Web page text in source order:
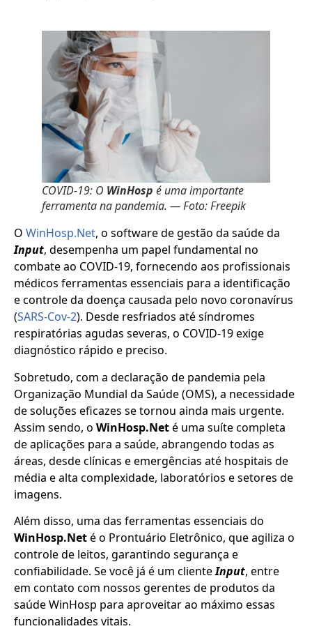
COVID-19: O WinHosp é uma importante
ferramenta na pandemia. — Foto: Freepik
O WinHosp.Net, o software de gestão da saúde da
Input, desempenha um papel fundamental no
combate ao COVID-19, fornecendo aos profissionais
médicos ferramentas essenciais para a identificação
e controle da doença causada pelo novo coronavírus
(SARS-Cov-2). Desde resfriados até síndromes
respiratórias agudas severas, o COVID-19 exige
diagnóstico rápido e preciso.
Sobretudo, com a declaração de pandemia pela
Organização Mundial da Saúde (OMS), a necessidade
de soluções eficazes se tornou ainda mais urgente.
Assim sendo, o WinHosp.Neté uma suíte completa
de aplicações para a saúde, abrangendo todas as
áreas, desde clínicas e emergências até hospitais de
média e alta complexidade, laboratórios e setores de
imagens.
Além disso, uma das ferramentas essenciais do
WinHosp.Neté o Prontuário Eletrônico, que agiliza o
controle de leitos, garantindo segurança e
confiabilidade. Se você já é um clienteInput, entre
em contato com nossos gerentes de produtos da
saúde WinHosp para aproveitar ao máximo essas
funcionalidades vitais.